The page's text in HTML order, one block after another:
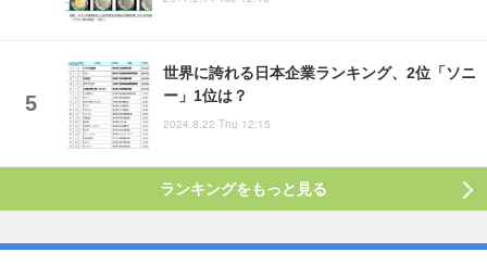
世界に誇れる日本企業ランキング、2位「ソニ
ー」1位は？
2024.8.22 Thu 12:15
ランキングをもっと見る